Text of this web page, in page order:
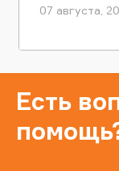
07 августа,
Есть